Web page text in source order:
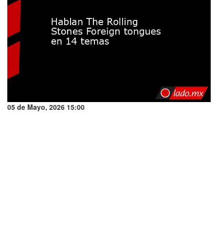
05 de Mayo, 2026 15:00